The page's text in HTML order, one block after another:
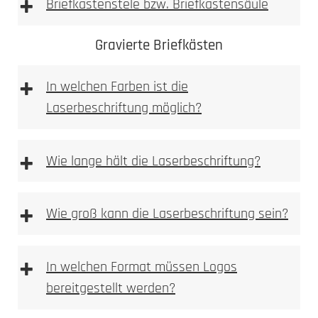
essighaltigen Reinigungsmittel verwenden
unserem Pflegeratgeber.
+ Briefkastenstele bzw. Briefkastensäule
Gravierte Briefkästen
+
In welchen Farben ist die
Laserbeschriftung möglich?
+ Wie lange hält die Laserbeschriftung?
+ Wie groß kann die Laserbeschriftung sein?
+
In welchen Format müssen Logos
bereitgestellt werden?